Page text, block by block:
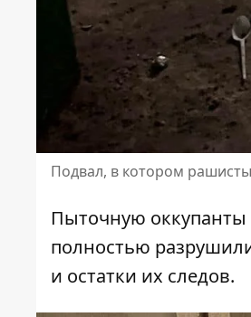
Подвал, в котором
Пыточную оккупанты
полностью
и остатки их следов.